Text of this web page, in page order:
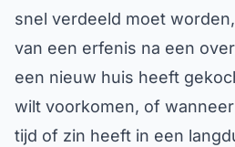
snel verdeeld moet
van een erfenis na een
een nieuw huis heeft
wilt voorkomen, of
tijd of zin heeft in een